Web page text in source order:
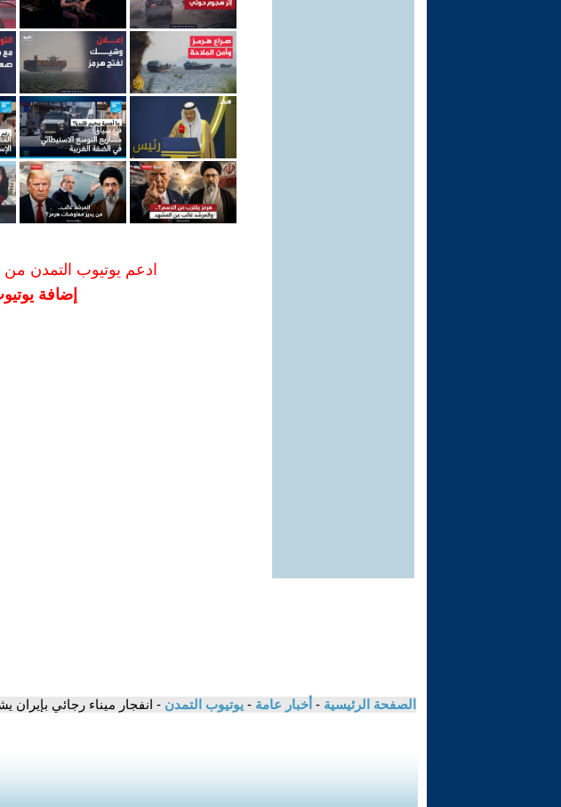
ادعم يوتيوب التمدن من
إضافة
الصفحة الرئيسية - أخبار عامة - يوتيوب التمدن - انفجار ميناء رجائي